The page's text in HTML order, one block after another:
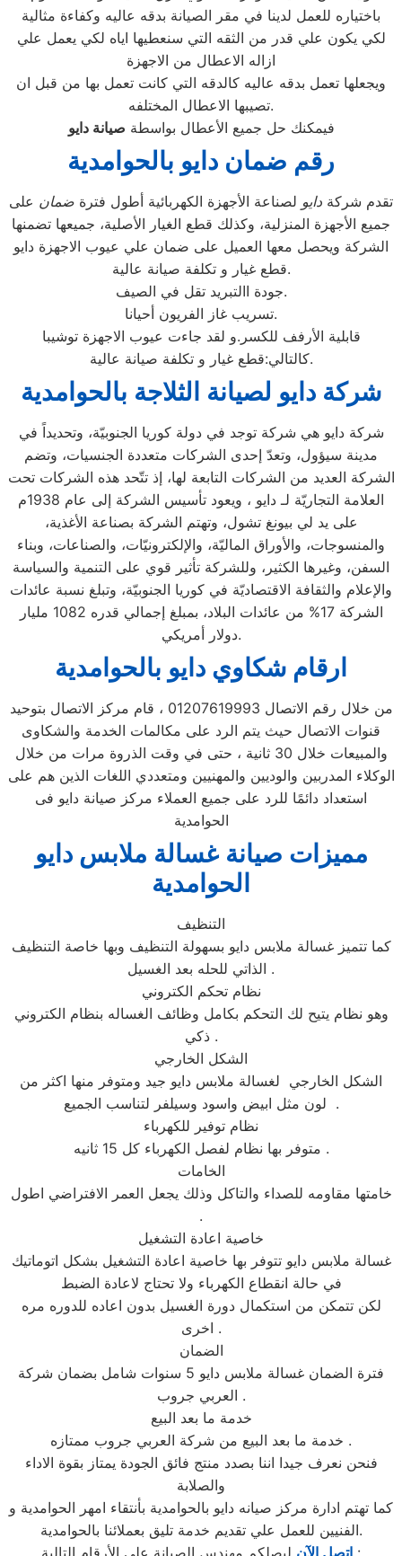
باختياره للعمل لدينا في مقر الصيانة بدقه عاليه وكفاءة مثالية
لكي يكون علي قدر من الثقه التي سنعطيها اياه لكي يعمل علي
ازاله الاعطال من الاجهزة
ويجعلها تعمل بدقه عاليه كالدقه التي كانت تعمل بها من قبل ان
تصيبها الاعطال المختلفه.
فيمكنك حل جميع الأعطال بواسطة صيانة دايو
رقم ضمان دايو بالحوامدية
تقدم شركة دايو لصناعة الأجهزة الكهربائية أطول فترة ضمان على
جميع الأجهزة المنزلية، وكذلك قطع الغيار الأصلية، جميعها تضمنها
الشركة ويحصل معها العميل على ضمان علي عيوب الاجهزة دايو
قطع غيار و تكلفة صيانة عالية.
جودة االتبريد تقل في الصيف.
تسريب غاز الفريون أحيانا.
قابلية الأرفف للكسر.و لقد جاءت عيوب الاجهزة توشيبا
كالتالي:قطع غيار و تكلفة صيانة عالية.
شركة دايو لصيانة الثلاجة بالحوامدية
شركة دايو هي شركة توجد في دولة كوريا الجنوبيّة، وتحديداً في
مدينة سيؤول، وتعدّ إحدى الشركات متعددة الجنسيات، وتضم
الشركة العديد من الشركات التابعة لها، إذ تتّحد هذه الشركات تحت
العلامة التجاريّة لـ دايو ، ويعود تأسيس الشركة إلى عام 1938م
على يد لي بيونغ تشول، وتهتم الشركة بصناعة الأغذية،
والمنسوجات، والأوراق الماليّة، والإلكترونيّات، والصناعات، وبناء
السفن، وغيرها الكثير، وللشركة تأثير قوي على التنمية والسياسة
والإعلام والثقافة الاقتصاديّة في كوريا الجنوبيّة، وتبلغ نسبة عائدات
الشركة 17% من عائدات البلاد، بمبلغ إجمالي قدره 1082 مليار
دولار أمريكي.
ارقام شكاوي دايو بالحوامدية
من خلال رقم الاتصال 01207619993 ، قام مركز الاتصال بتوحيد
قنوات الاتصال حيث يتم الرد على مكالمات الخدمة والشكاوى
والمبيعات خلال 30 ثانية ، حتى في وقت الذروة مرات من خلال
الوكلاء المدربين والوديين والمهنيين ومتعددي اللغات الذين هم على
استعداد دائمًا للرد على جميع العملاء مركز صيانة دايو فى
الحوامدية
مميزات صيانة غسالة ملابس دايو
الحوامدية
التنظيف
كما تتميز غسالة ملابس دايو بسهولة التنظيف وبها خاصة التنظيف
الذاتي للحله بعد الغسيل .
نظام تحكم الكتروني
وهو نظام يتيح لك التحكم بكامل وظائف الغساله بنظام الكتروني
ذكي .
الشكل الخارجي
الشكل الخارجي لغسالة ملابس دايو جيد ومتوفر منها اكثر من
لون مثل ابيض واسود وسيلفر لتناسب الجميع .
نظام توفير للكهرباء
متوفر بها نظام لفصل الكهرباء كل 15 ثانيه .
الخامات
خامتها مقاومه للصداء والتاكل وذلك يجعل العمر الافتراضي اطول
.
خاصية اعادة التشغيل
غسالة ملابس دايو تتوفر بها خاصية اعادة التشغيل بشكل اتوماتيك
في حالة انقطاع الكهرباء ولا تحتاج لاعادة الضبط
لكن تتمكن من استكمال دورة الغسيل بدون اعاده للدوره مره
اخرى .
الضمان
فترة الضمان غسالة ملابس دايو 5 سنوات شامل بضمان شركة
العربي جروب .
خدمة ما بعد البيع
خدمة ما بعد البيع من شركة العربي جروب ممتازه .
فنحن نعرف جيدا اننا بصدد منتج فائق الجودة يمتاز بقوة الاداء
والصلابة
كما تهتم ادارة مركز صيانه دايو بالحوامدية بأنتقاء امهر الحوامدية و
الفنيين للعمل علي تقديم خدمة تليق بعملائنا بالحوامدية.
إتصل الآن ليصلكم مهندس الصيانة على الأرقام التالية :